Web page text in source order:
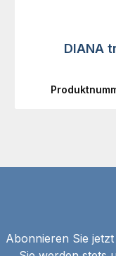
DIANA
Abonnieren Sie